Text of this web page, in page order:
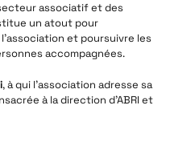
associatif et des
un atout pour
et poursuivre les
accompagnées.
, à qui l’association adresse sa
à la direction d’ABRI et